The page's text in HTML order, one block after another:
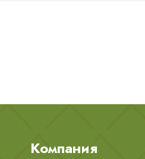
Компания